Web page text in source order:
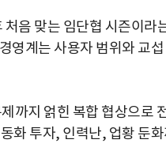
음 맞는 임단협 시즌이라
영계는 사용자 범위와 교섭
까지 얽힌 복합 협상으로
화 투자, 인력난, 업황 둔